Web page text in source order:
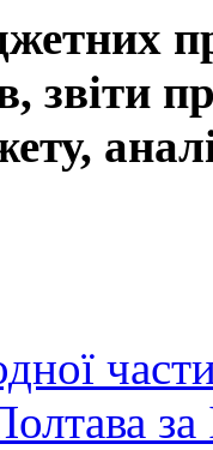
звіти